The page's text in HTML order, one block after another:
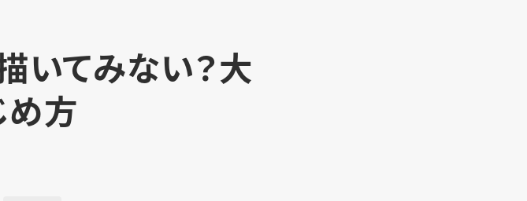
いてみない？大
め方